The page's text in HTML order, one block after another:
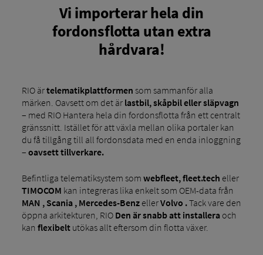
Vi importerar hela din
fordonsflotta utan extra
hårdvara!
RIO ärtelematikplattformen som sammanför alla
märken. Oavsett om det är lastbil, skåpbil eller släpvagn
– med RIO Hantera hela din fordonsflotta från ett centralt
gränssnitt. Istället för att växla mellan olika portaler kan
du få tillgång till all fordonsdata med en enda inloggning
– oavsett tillverkare.
Befintliga telematiksystem som webfleet, fleet.tech eller
TIMOCOM kan integreras lika enkelt som OEM-data från
MAN , Scania , Mercedes-BenzellerVolvo .Tack vare den
öppna arkitekturen, RIO Den är snabb att installeraoch
kan flexibeltutökas allt eftersom din flotta växer.